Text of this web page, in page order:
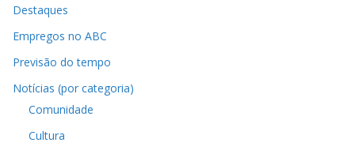
Destaques
Empregos no ABC
Previsão do tempo
Notícias (por categoria)
Comunidade
Cultura